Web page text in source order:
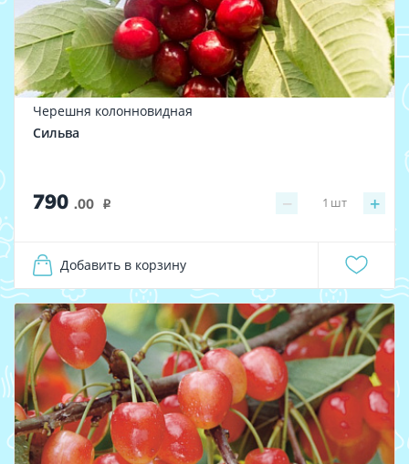
Черешня колонновидная
Сильва
790 .00 i − +
1 шт
Добавить в корзину